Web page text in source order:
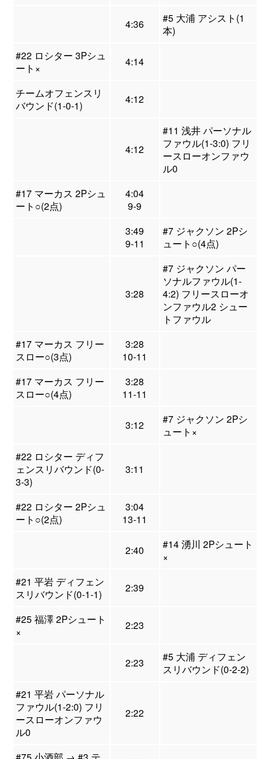
4:36
#5 大浦 アシスト(1
本)
#22 ロシター 3Pシュ
ート×
4:14
チームオフェンスリ
バウンド(1-0-1)
4:12
4:12
#11 浅井 パーソナル
ファウル(1-3:0) フリ
ースローオンファウ
ル0
#17 マーカス 2Pシュ
ート○(2点)
4:04
9-9
3:49
9-11
#7 ジャクソン 2Pシ
ュート○(4点)
3:28
#7 ジャクソン パー
ソナルファウル(1-
4:2) フリースローオ
ンファウル2 シュー
トファウル
#17 マーカス フリー
スロー○(3点)
3:28
10-11
#17 マーカス フリー
スロー○(4点)
3:28
11-11
3:12
#7 ジャクソン 2Pシ
ュート×
#22 ロシター ディフ
ェンスリバウンド(0-
3-3)
3:11
#22 ロシター 2Pシュ
ート○(2点)
3:04
13-11
2:40
#14 湧川 2Pシュート
×
#21 平岩 ディフェン
スリバウンド(0-1-1)
2:39
#25 福澤 2Pシュート
×
2:23
2:23
#5 大浦 ディフェン
スリバウンド(0-2-2)
#21 平岩 パーソナル
ファウル(1-2:0) フリ
ースローオンファウ
ル0
2:22